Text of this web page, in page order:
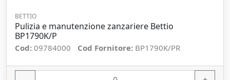
BETTIO
Pulizia e manutenzione zanzariere Bettio
BP1790K/P
Cod: 09784000 Cod Fornitore: BP1790K/PR